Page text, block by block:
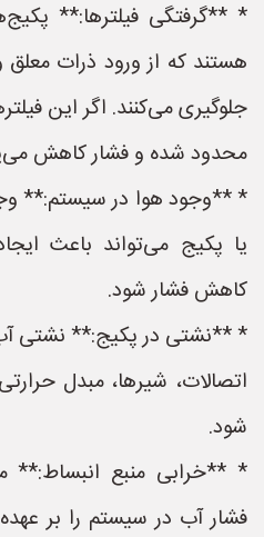
* **گرفتگی فیلترها:**
هستند که از ورود ذرات معلق
جلوگیری می‌کنند. اگر این
محدود شده و فشار کاهش
* **وجود هوا در سیستم:** وجود
یا پکیج می‌تواند باعث
کاهش فشار شود.
* **نشتی در پکیج:** نشتی
اتصالات، شیرها، مبدل
شود.
* **خرابی منبع انبساط:**
فشار آب در سیستم را بر